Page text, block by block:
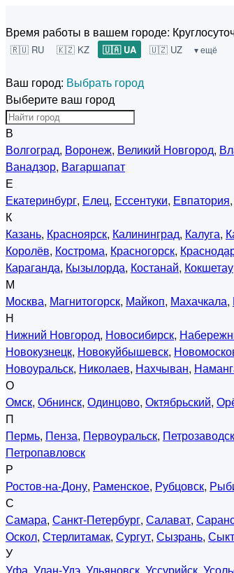
Время работы в вашем городе:
🇷🇺 RU 🇰🇿 KZ 🇺🇦 UA 🇺🇿 UZ ▾ ещё
Ваш город: Выбрать город
Выберите ваш город
В
Волгоград, Воронеж, Великий Новгород,
Ванадзор, Вагаршапат
Е
Екатеринбург, Елец, Ессентуки, Евпатория,
К
Казань, Красноярск, Калининград, Калуга,
Королёв, Кострома, Красногорск,
Караганда, Кызылорда, Костанай, Кокшетау
М
Москва, Магнитогорск, Майкоп, Махачкала,
Н
Нижний Новгород, Новосибирск,
Новокузнецк, Новокуйбышевск,
Новоуральск, Николаев, Нахчыван,
О
Омск, Обнинск, Одинцово, Октябрьский,
П
Пермь, Пенза, Первоуральск, Петрозаводск
Петропавловск
Р
Ростов-на-Дону, Раменское, Рубцовск,
С
Самара, Санкт-Петербург, Салават,
Оскол, Стерлитамак, Сургут, Сызрань,
У